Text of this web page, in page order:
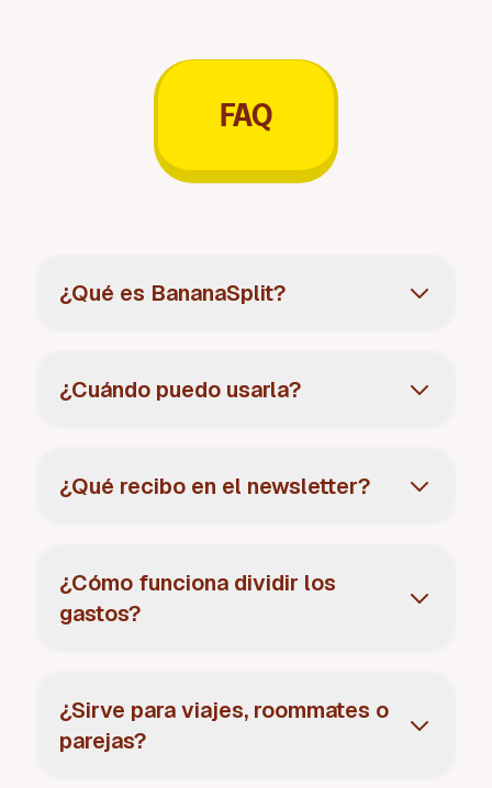
FAQ
¿Qué es BananaSplit?
¿Cuándo puedo usarla?
¿Qué recibo en el newsletter?
¿Cómo funciona dividir los
gastos?
¿Sirve para viajes, roommates o
parejas?